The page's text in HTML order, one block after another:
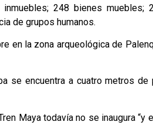
248 bienes muebles;
de grupos humanos.
en la zona arqueológica de
se encuentra a cuatro metros
Maya todavía no se inaugura “y